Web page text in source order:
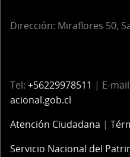
Dirección: Miraflores 50,
Tel: +56229978511 | E-
acional.gob.cl
Atención Ciudadana |
Servicio Nacional del